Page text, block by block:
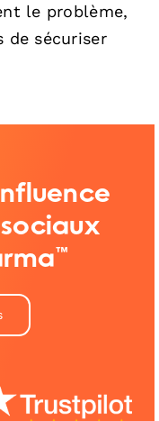
le problème,
de sécuriser